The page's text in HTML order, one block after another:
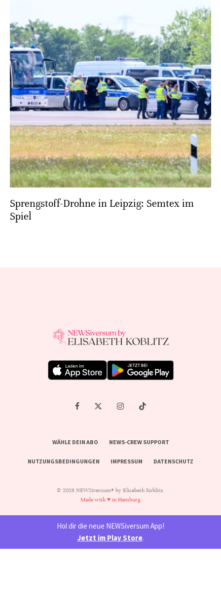
Sprengstoff-Drohne in Leipzig: Semtex im
Spiel
WÄHLE DEIN ABO NEWS-CREW SUPPORT
NUTZUNGSBEDINGUNGEN IMPRESSUM DATENSCHUTZ
© 2026 NEWSiversum® by Elisabeth Koblitz.
Made with ♥ in Hamburg
Hol dir die neue NEWSiversum App!
Jetzt im Play Store.